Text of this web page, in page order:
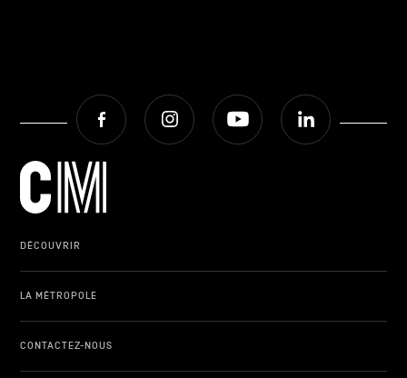
Facebook Instagram Youtube
DÉCOUVRIR
LA MÉTROPOLE
CONTACTEZ-NOUS